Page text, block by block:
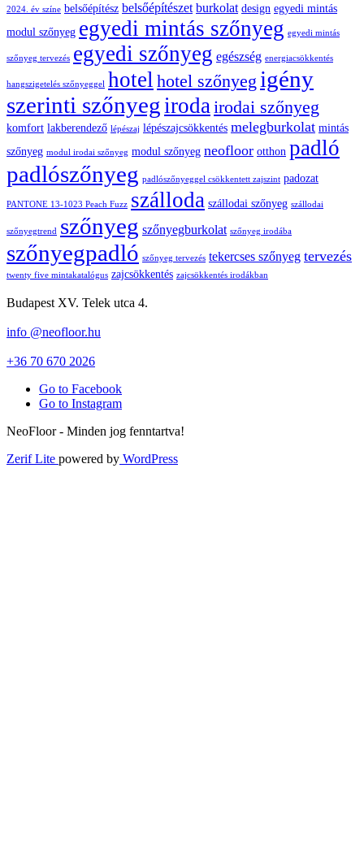
2024. év színe belsőépítész belsőépítészet burkolat design egyedi mintás
modul szőnyeg egyedi mintás szőnyeg egyedi mintás
szőnyeg tervezés egyedi szőnyeg egészség energiacsökkentés
hangszigetelés szőnyeggel hotel hotel szőnyeg igény
szerinti szőnyegirodairodai szőnyeg
komfort lakberendező lépészaj lépészajcsökkentés melegburkolat mintás
szőnyeg modul irodai szőnyeg modul szőnyeg neofloor otthon padló
padlószőnyeg padlószőnyeggel csökkentett zajszint padozat
PANTONE 13-1023 Peach Fuzz szálloda szállodai szőnyeg szállodai
szőnyegtrend szőnyeg szőnyegburkolat szőnyeg irodába
szőnyegpadló szőnyeg tervezés tekercses szőnyeg tervezés
twenty five mintakatalógus zajcsökkentés zajcsökkentés irodákban
Budapest XV. Telek utca 4.
info @neofloor.hu
+36 70 670 2026
Go to Facebook
Go to Instagram
NeoFloor - Minden jog fenntartva!
Zerif Lite powered by WordPress